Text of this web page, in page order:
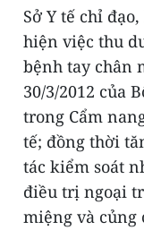
Sở Y tế chỉ
hiện việc thu
bệnh tay chân
30/3/2012 của
trong Cẩm
tế; đồng thời
tác kiểm soát
điều trị ngoại
miệng và củng